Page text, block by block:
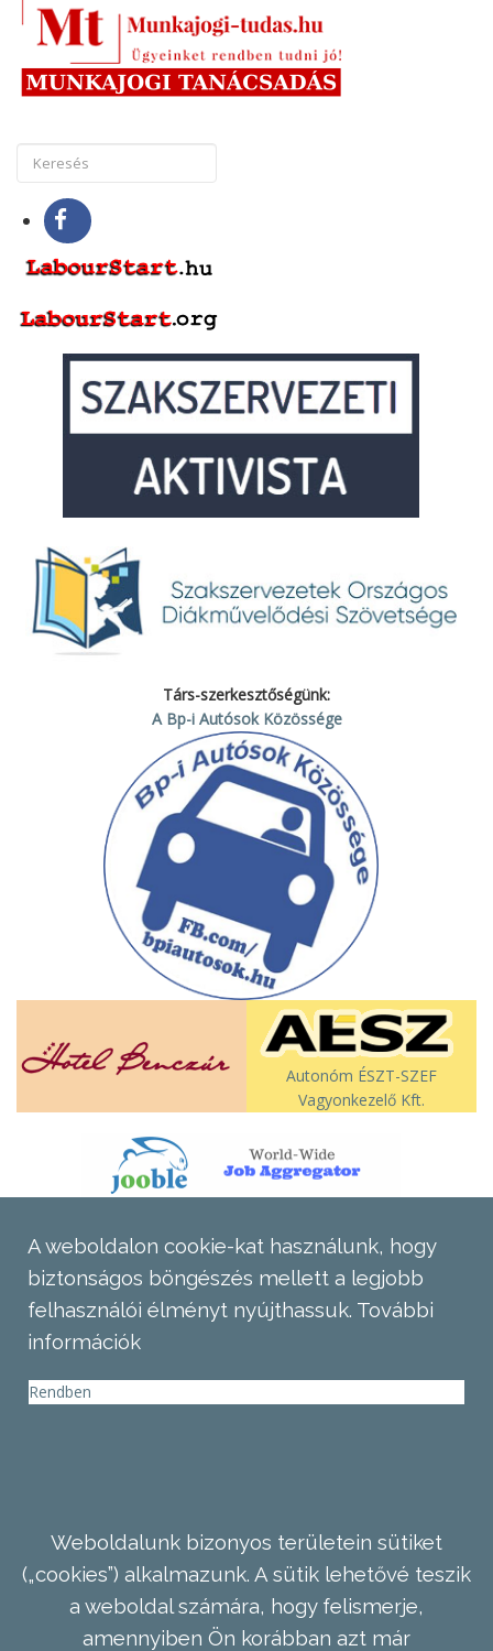
Társ-szerkesztőségünk:
A Bp-i Autósok Közössége
Autonóm ÉSZT-SZEF
Vagyonkezelő Kft.
A weboldalon cookie-kat használunk, hogy
biztonságos böngészés mellett a legjobb
felhasználói élményt nyújthassuk. További
információk
Rendben
Weboldalunk bizonyos területein sütiket
(„cookies”) alkalmazunk. A sütik lehetővé teszik
a weboldal számára, hogy felismerje,
amennyiben Ön korábban azt már